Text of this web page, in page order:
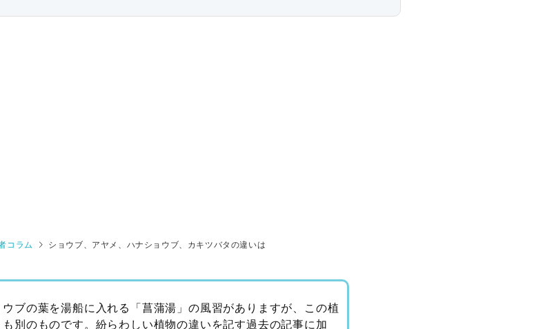
コラム ショウブ、アヤメ、ハナショウブ、カキツバタの違いは
ブの葉を湯船に入れる「菖蒲湯」の風習がありますが、この植
別のものです。紛らわしい植物の違いを記す過去の記事に加